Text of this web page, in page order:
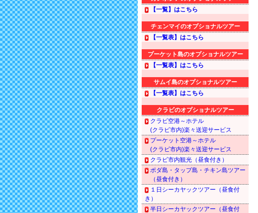
【一覧】はこちら
チェンマイのオプショナルツアー
【一覧表】はこちら
プーケット島のオプショナルツアー
【一覧表】はこちら
サムイ島のオプショナルツアー
【一覧表】はこちら
クラビのオプショナルツアー
クラビ空港～ホテル
(クラビ市内)楽々送迎サービス
プーケット空港～ホテル
(クラビ市内)楽々送迎サービス
クラビ市内観光（昼食付き）
ポダ島・タップ島・チキン島ツアー
（昼食付き）
１日シーカヤックツアー（昼食付
き）
半日シーカヤックツアー（昼食付